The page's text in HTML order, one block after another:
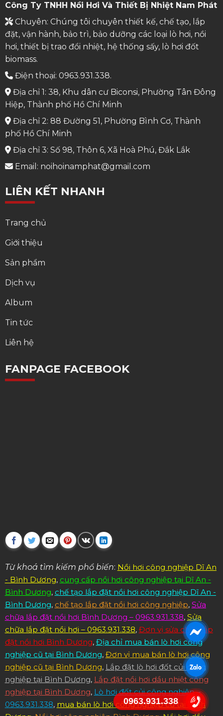
Công Ty TNHH Nồi Hơi Và Thiết Bị Nhiệt Nam Phát
Chuyên: Chúng tôi chuyên thiết kế, chế tạo, lắp
đặt, vận hành, bảo trì, bảo dưỡng các loại lò hơi, nồi
hơi, thiết bị trao đổi nhiệt, hệ thống sấy, lò hơi đốt
biomass.
Điện thoại: 0963.931.338.
Địa chỉ 1: 38, Khu dân cư Biconsi, Phường Tân Đông
Hiệp, Thành phố Hồ Chí Minh
Địa chỉ 2: 88 Đường 51, Phường Bình Cơ, Thành
phố Hồ Chí Minh
Địa chỉ 3: Số 98, Thôn 6, Xã Hoà Phú, Đắk Lắk
Email: noihoinamphat@gmail.com
LIÊN KẾT NHANH
Trang chủ
Giới thiệu
Sản phẩm
Dịch vụ
Album
Tin tức
Liên hệ
FANPAGE FACEBOOK
Từ khoá tìm kiếm phổ biến: Nồi hơi công nghiệp Dĩ An
- Bình Dương, cung cấp nồi hơi công nghiệp tại Dĩ An -
Bình Dương, chế tạo lắp đặt nồi hơi công nghiệp Dĩ An -
Bình Dương, chế tạo lắp đặt nồi hơi công nghiệp, Sửa
chữa lắp đặt nồi hơi Bình Dương – 0963.931.338, Sửa
chữa lắp đặt nồi hơi – 0963.931.338, Đơn vị sửa chữa lắp
đặt nồi hơi Bình Dương, Địa chỉ mua bán lò hơi công
nghiệp cũ tại Bình Dương, Đơn vị mua bán lò hơi công
nghiệp cũ tại Bình Dương, Lắp đặt lò hơi đốt củi công
nghiệp tại Bình Dương, Lắp đặt nồi hơi dầu nhiệt công
nghiệp tại Bình Dương, Lò hơi đốt củi công nghiệp –
0963.931.338, mua bán lò hơi công nghiệp cũ tại Bình
0963.931.338